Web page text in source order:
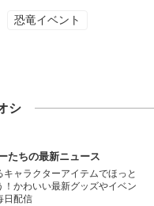
恐竜イベント
シ
たちの最新ニュース
キャラクターアイテムでほっと
！かわいい最新グッズやイベン
日配信